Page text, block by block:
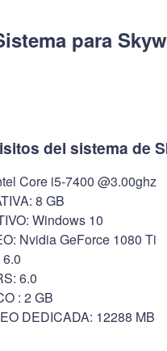
para
del sistema de
Core i5-7400 @3.00ghz
8 GB
Windows 10
Nvidia GeForce 1080 Ti
6.0
: 2 GB
DEDICADA: 12288 MB